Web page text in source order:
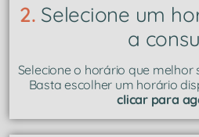
2. Selecione um
a
Selecione o horário que melhor
Basta escolher um horário
clicar para